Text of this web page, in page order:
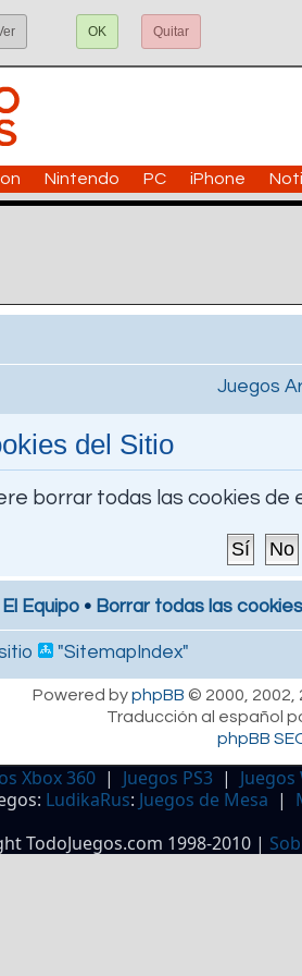
OK Quitar
Nintendo PC iPhone
Juegos
del Sitio
borrar todas las cookies de
El Equipo • Borrar todas las
"SitemapIndex"
Powered byphpBB © 2000, 2002,
Traducción al español
phpBB
Xbox 360 | Juegos PS3 | Juegos
LudikaRus: Juegos de Mesa |
TodoJuegos.com 1998-2010 |